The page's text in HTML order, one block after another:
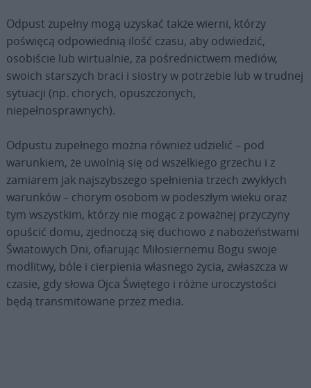
Odpust zupełny mogą uzyskać także wierni, którzy
poświęcą odpowiednią ilość czasu, aby odwiedzić,
osobiście lub wirtualnie, za pośrednictwem mediów,
swoich starszych braci i siostry w potrzebie lub w trudnej
sytuacji (np. chorych, opuszczonych,
niepełnosprawnych).
Odpustu zupełnego można również udzielić – pod
warunkiem, że uwolnią się od wszelkiego grzechu i z
zamiarem jak najszybszego spełnienia trzech zwykłych
warunków – chorym osobom w podeszłym wieku oraz
tym wszystkim, którzy nie mogąc z poważnej przyczyny
opuścić domu, zjednoczą się duchowo z nabożeństwami
Światowych Dni, ofiarując Miłosiernemu Bogu swoje
modlitwy, bóle i cierpienia własnego życia, zwłaszcza w
czasie, gdy słowa Ojca Świętego i różne uroczystości
będą transmitowane przez media.